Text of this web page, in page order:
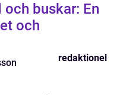
buskar: En
och
redaktionel